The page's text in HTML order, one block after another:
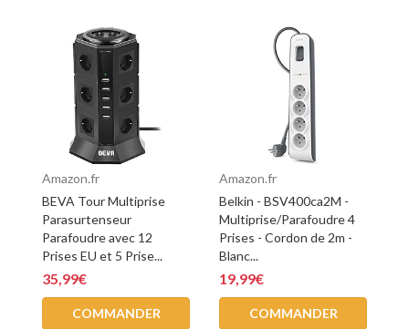
Amazon.fr
BEVA Tour Multiprise
Parasurtenseur
Parafoudre avec 12
Prises EU et 5 Prise...
35,99€
COMMANDER
Amazon.fr
Belkin - BSV400ca2M -
Multiprise/Parafoudre 4
Prises - Cordon de 2m -
Blanc...
19,99€
COMMANDER